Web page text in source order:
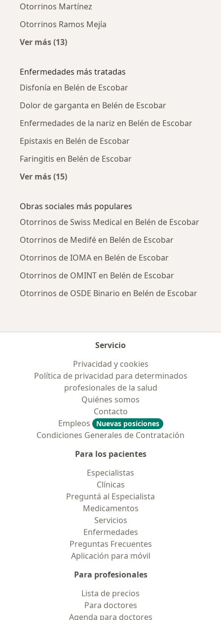
Otorrinos Martínez
Otorrinos Ramos Mejía
Ver más (13)
Enfermedades más tratadas
Disfonía en Belén de Escobar
Dolor de garganta en Belén de Escobar
Enfermedades de la nariz en Belén de Escobar
Epistaxis en Belén de Escobar
Faringitis en Belén de Escobar
Ver más (15)
Obras sociales más populares
Otorrinos de Swiss Medical en Belén de Escobar
Otorrinos de Medifé en Belén de Escobar
Otorrinos de IOMA en Belén de Escobar
Otorrinos de OMINT en Belén de Escobar
Otorrinos de OSDE Binario en Belén de Escobar
Servicio
Privacidad y cookies
Política de privacidad para determinados
profesionales de la salud
Quiénes somos
Contacto
Empleos
Nuevas posiciones
Condiciones Generales de Contratación
Para los pacientes
Especialistas
Clínicas
Preguntá al Especialista
Medicamentos
Servicios
Enfermedades
Preguntas Frecuentes
Aplicación para móvil
Para profesionales
Lista de precios
Para doctores
Agenda para doctores